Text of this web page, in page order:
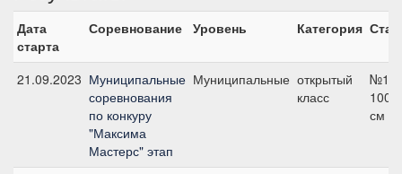
Дата
старта
Соревнование Уровень Категория
21.09.2023 Муниципальные
соревнования
по конкуру
"Максима
Мастерс" этап
Муниципальные открытый
класс
№10,
100
см